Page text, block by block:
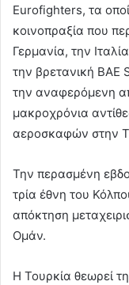
Eurofighters, τα
κοινοπραξία που
Γερμανία, την
την βρετανική
την αναφερόμενη
μακροχρόνια
αεροσκαφών στην
Την περασμένη
τρία έθνη του
απόκτηση
Ομάν.
Η Τουρκία θεωρεί